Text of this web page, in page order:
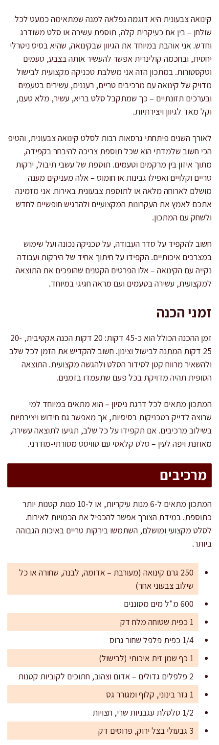
קינואה צבעונית היא דוגמה נפלאה למנה שמתאימה כמעט לכל
שולחן – בין אם כעיקרית קלה, תוספת עשירה או סלט משודרג
וחדש. אני אוהבת במיוחד את הגיוון שבקינואה, שהיא בסיס ניטרלי
יחסית, ובחכמה קולינרית אפשר להעשיר אותה בצבע, טעמים
וטקסטורות. במתכון הזה אני משלבת טכניקה מקצועית לבישול
מדויק של קינואה עם מרכיבים טריים, רעננים, עשירים בטעמים
ובערכים תזונתיים – כך שמתקבל סלט בריא, עשיר, מלא טעם,
וקל מאד לגיוון ויצירתיות.
לאורך השנים פיתחתי גרסאות רבות לסלט קינואה צבעונית, והטיפ
הכי חשוב שלמדתי הוא שכל תוספת צריכה להיבחר בקפידה,
מתוך איזון בין מרקמים וטעמים. תוספת של עשבי תיבול, ירקות
טריים וקלויים ואפילו גבינות או חומוס – אלה מעניקים מענה
מושלם לארוחה מלאה או לתוספת צבעונית באירוח. אני מזמינה
אתכם לאמץ את העקרונות המקצועיים ולהרגיש חופשיים לחדש
ולשחק עם המתכון.
חשוב להקפיד על סדר העבודה, על טכניקה נכונה ועל שימוש
במצרכים איכותיים. הקפידו על חיתוך אחיד של הירקות ועבודה
נקייה עם הקינואה – אלו הפרטים הקטנים שהופכים את התוצאה
למקצועית, עשירה בטעמים ועם מראה חגיגי במיוחד.
זמני הכנה
זמן ההכנה הכולל הוא כ-45 דקות: 20 דקות הכנה אקטיבית, 20-
25 דקות המתנה לבישול וצינון. חשוב להקדיש את הזמן לכל שלב
ולהשאיר מרווח קטן לסידור הסלט ולהגשה מקצועית. התוצאה
הסופית תהיה מדויקת בכל פעם שתעמדו בזמנים.
המתכון מתאים לכל דרגת ניסיון – הוא מתאים במיוחד למי
שרוצה לדייק בטכניקות בסיסיות, אך מאפשר גם חידוש ויצירתיות
בשילוב מרכיבים. אם תקפידו על כל שלב, תגיעו לתוצאה עשירה,
מאוזנת ויפה לעין – סלט קלאסי עם טוויסט מסורתי-מודרני.
מרכיבים
המתכון מתאים ל-6 מנות עיקריות, או ל-10 מנות קטנות יותר
כתוספת. במידת הצורך אפשר להכפיל את הכמויות לאירוח.
לסלט מקצועי ומושלם, השתמשו בירקות טריים באיכות הגבוהה
ביותר.
250 גרם קינואה (מעורבת – אדומה, לבנה, שחורה או כל
שילוב צבעוני אחר)
600 מ"ל מים מסוננים
1 כפית שטוחה מלח דק
1/4 כפית פלפל שחור גרוס
1 כף שמן זית איכותי (לבישול)
2 פלפלים גדולים – אדום וצהוב, חתוכים לקוביות קטנות
1 גזר בינוני, קלוף ומגורר גס
1/2 סלסלת עגבניות שרי, חצויות
3 גבעולי בצל ירוק, פרוסים דק